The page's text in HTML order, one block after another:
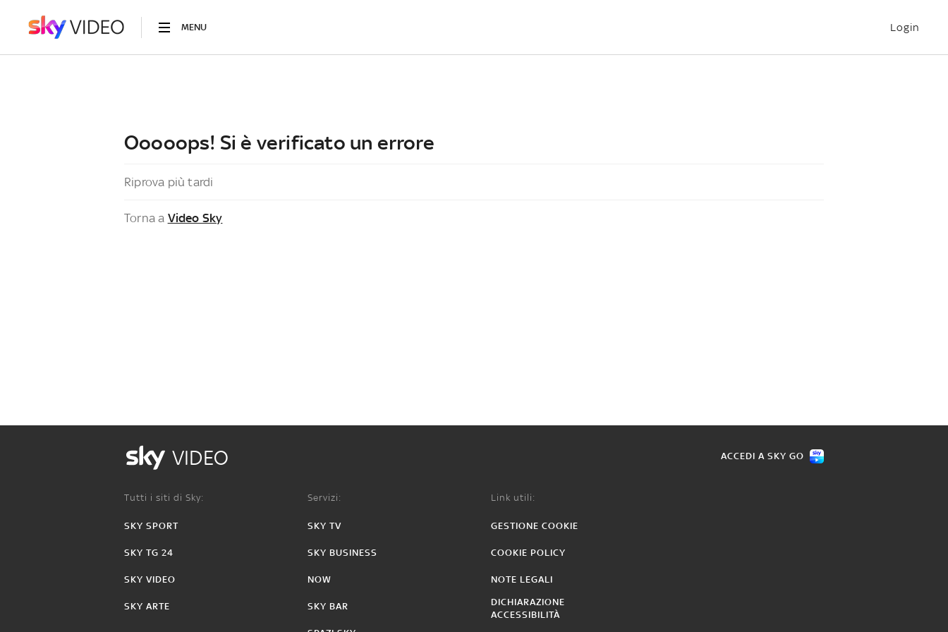
MENU Login
Ooooops! Si è verificato un errore
Riprova più tardi
Torna a Video Sky
VIDEO ACCEDI A SKY GO
Tutti i siti di Sky:
SKY SPORT
SKY TG 24
SKY VIDEO
SKY ARTE
Servizi:
SKY TV
SKY BUSINESS
NOW
SKY BAR
Link utili:
GESTIONE COOKIE
COOKIE POLICY
NOTE LEGALI
DICHIARAZIONE
ACCESSIBILITÀ